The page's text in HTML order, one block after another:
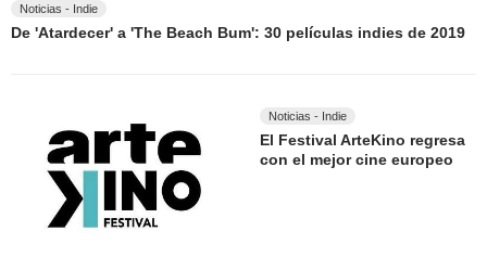
Noticias - Indie
De 'Atardecer' a 'The Beach Bum': 30 películas indies de 2019
Noticias - Indie
El Festival ArteKino regresa
con el mejor cine europeo